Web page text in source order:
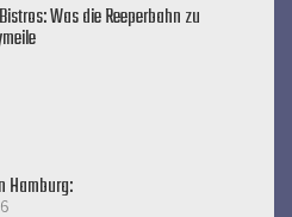
Was die Reeperbahn zu
Hamburg: